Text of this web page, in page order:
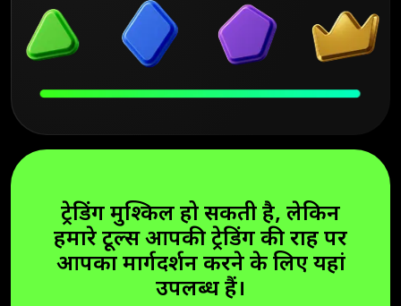
ट्रेडिंग मुश्किल हो सकती है, लेकिन
हमारे टूल्स आपकी ट्रेडिंग की राह पर
आपका मार्गदर्शन करने के लिए यहां
उपलब्ध हैं।